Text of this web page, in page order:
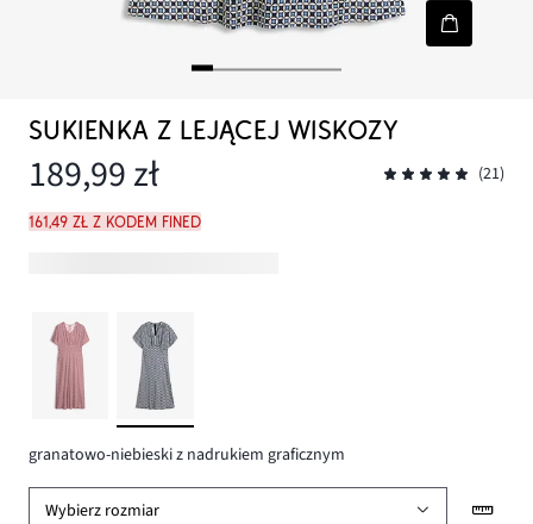
SUKIENKA Z LEJĄCEJ WISKOZY
189,99 zł (21)
161,49 zł z kodem FINED
granatowo-niebieski z nadrukiem graficznym
Wybierz rozmiar